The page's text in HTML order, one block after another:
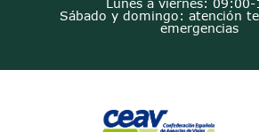
Lunes a viernes:
Sábado y domingo: atención
emergencias